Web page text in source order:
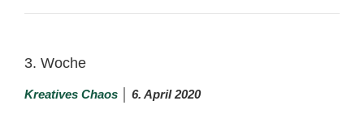
3. Woche
Kreatives Chaos │ 6. April 2020